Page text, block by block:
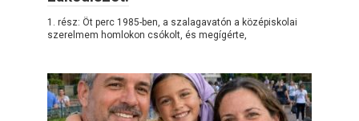
1. rész: Öt perc 1985-ben, a szalagavatón a középiskolai
szerelmem homlokon csókolt, és megígérte,